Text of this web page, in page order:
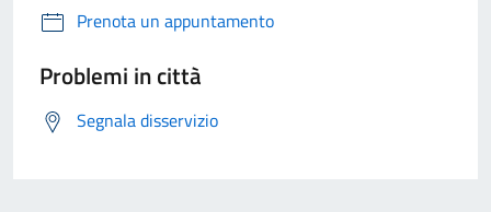
Prenota un appuntamento
Problemi in città
Segnala disservizio